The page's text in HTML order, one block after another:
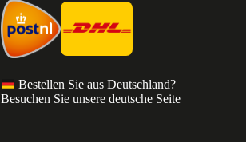
Bestellen Sie aus Deutschland?
Besuchen Sie unsere deutsche Seite